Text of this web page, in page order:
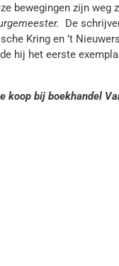
bewegingen zijn weg
De
Kring en ’t
hij het eerste
koop bij boekhandel